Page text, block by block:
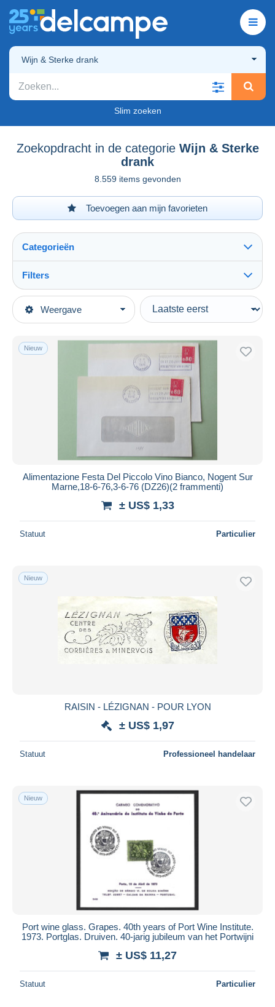
Wijn & Sterke drank
Slim zoeken
Zoekopdracht in de categorie Wijn & Sterke
drank
8.559 items gevonden
Toevoegen aan mijn favorieten
Weergave
Categorieën
Topcategorieën
Thema's
Filters
Type verkopen
Actief
Vaste prijs
Veiling met biedingen
Veilingen zonder biedingen
Eindigt binnen
Prijs
Gratis levering
Betaalmiddelen
PayPal
Bankoverschrijving
Visa
Woonplaats van de verkoper
Toepassen
Nieuw
Alimentazione Festa Del Piccolo Vino Bianco, Nogent Sur
Marne,18-6-76,3-6-76 (DZ26)(2 frammenti)
± US$ 1,33
Statuut Particulier
Nieuw
RAISIN - LÉZIGNAN - POUR LYON
± US$ 1,97
Statuut Professioneel handelaar
Nieuw
Port wine glass. Grapes. 40th years of Port Wine Institute.
1973. Portglas. Druiven. 40-jarig jubileum van het Portwijni
± US$ 11,27
Statuut Particulier